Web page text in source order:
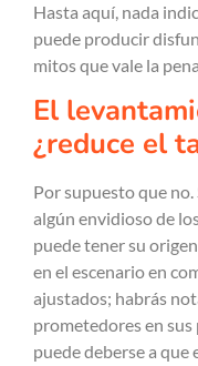
Hasta aquí, nada
puede producir
mitos que vale la
El
¿reduce el
Por supuesto que
algún envidioso de
puede tener su
en el escenario en
ajustados; habrás
prometedores en sus
puede deberse a que